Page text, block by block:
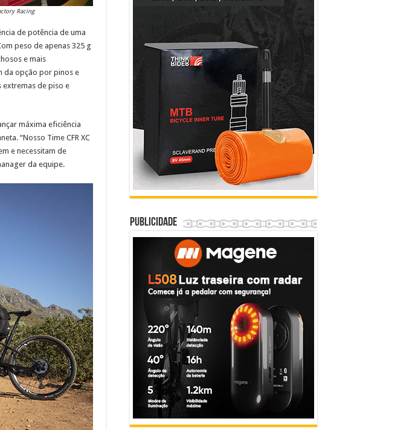
Racing
de potência de uma
peso de apenas 325 g
e mais
da opção por pinos e
extremas de piso e
máxima eficiência
“Nosso Time CFR XC
e necessitam de
da equipe.
Publicidade